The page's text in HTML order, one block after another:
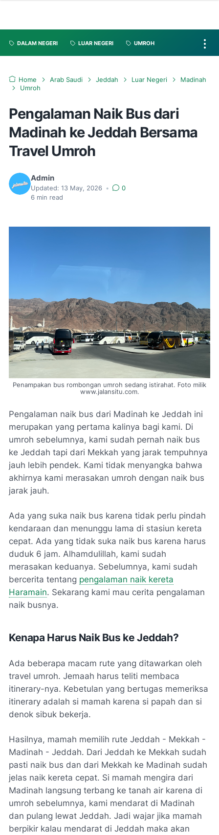
DALAM NEGERI LUAR NEGERI UMROH
Home Arab Saudi Jeddah Luar Negeri
Madinah
Umroh
Pengalaman Naik Bus dari
Madinah ke Jeddah Bersama
Travel Umroh
Admin
Updated: 13 May, 2026 •
0
6 min read
Penampakan bus rombongan umroh sedang istirahat. Foto milik
www.jalansitu.com.
Pengalaman naik bus dari Madinah ke Jeddah ini
merupakan yang pertama kalinya bagi kami. Di
umroh sebelumnya, kami sudah pernah naik bus
ke Jeddah tapi dari Mekkah yang jarak tempuhnya
jauh lebih pendek. Kami tidak menyangka bahwa
akhirnya kami merasakan umroh dengan naik bus
jarak jauh.
Ada yang suka naik bus karena tidak perlu pindah
kendaraan dan menunggu lama di stasiun kereta
cepat. Ada yang tidak suka naik bus karena harus
duduk 6 jam. Alhamdulillah, kami sudah
merasakan keduanya. Sebelumnya, kami sudah
bercerita tentang pengalaman naik kereta
Haramain. Sekarang kami mau cerita pengalaman
naik busnya.
Kenapa Harus Naik Bus ke Jeddah?
Ada beberapa macam rute yang ditawarkan oleh
travel umroh. Jemaah harus teliti membaca
itinerary-nya. Kebetulan yang bertugas memeriksa
itinerary adalah si mamah karena si papah dan si
denok sibuk bekerja.
Hasilnya, mamah memilih rute Jeddah - Mekkah -
Madinah - Jeddah. Dari Jeddah ke Mekkah sudah
pasti naik bus dan dari Mekkah ke Madinah sudah
jelas naik kereta cepat. Si mamah mengira dari
Madinah langsung terbang ke tanah air karena di
umroh sebelumnya, kami mendarat di Madinah
dan pulang lewat Jeddah. Jadi wajar jika mamah
berpikir kalau mendarat di Jeddah maka akan